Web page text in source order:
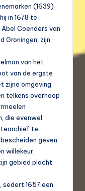
(1639)
in 1678 te
Coenders van
Groningen; zijn
van het
van de ergste
zijne omgeving
telkens overhoop
die evenwel
te
geven
willekeur,
gebied placht
sedert 1657 een